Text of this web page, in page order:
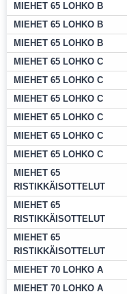
MIEHET 65 LOHKO B
MIEHET 65 LOHKO B
MIEHET 65 LOHKO B
MIEHET 65 LOHKO C
MIEHET 65 LOHKO C
MIEHET 65 LOHKO C
MIEHET 65 LOHKO C
MIEHET 65 LOHKO C
MIEHET 65 LOHKO C
MIEHET 65
RISTIKKÄISOTTELUT
MIEHET 65
RISTIKKÄISOTTELUT
MIEHET 65
RISTIKKÄISOTTELUT
MIEHET 70 LOHKO A
MIEHET 70 LOHKO A